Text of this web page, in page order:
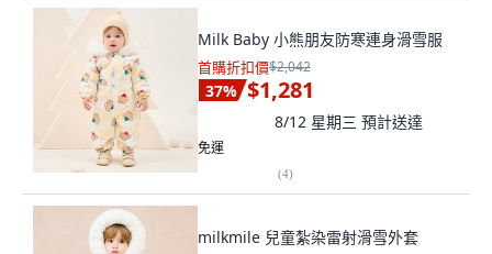
Milk Baby 小熊朋友防寒連身滑雪服
首購折扣價$2,042
37% $1,281
8/12 星期三 預計送達
免運
(4)
milkmile 兒童紮染雷射滑雪外套